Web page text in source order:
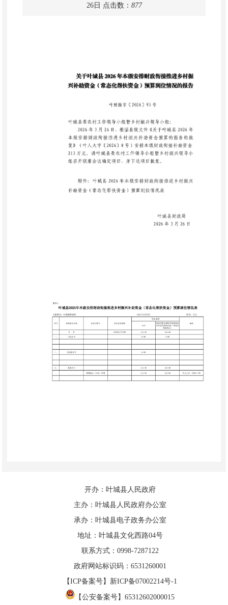
26日 点击数： 877
开办：叶城县人民政府
主办：叶城县人民政府办公室
承办：叶城县电子政务办公室
地址：叶城县文化西路04号
联系方式：0998-7287122
政府网站标识码：6531260001
【ICP备案号】新ICP备07002214号-1
【公安备案号】65312602000015